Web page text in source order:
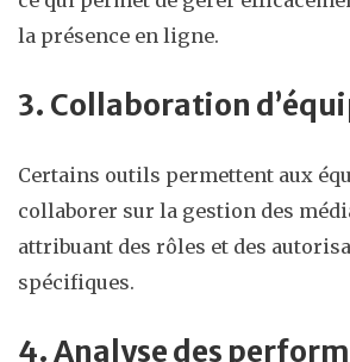
la présence en ligne.
3. Collaboration
Certains outils permettent aux
collaborer sur la gestion des
attribuant des rôles et des
spécifiques.
4. Analyse des